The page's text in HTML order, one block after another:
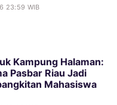
23:59 WIB
Kampung Halaman:
Pasbar Riau Jadi
Mahasiswa